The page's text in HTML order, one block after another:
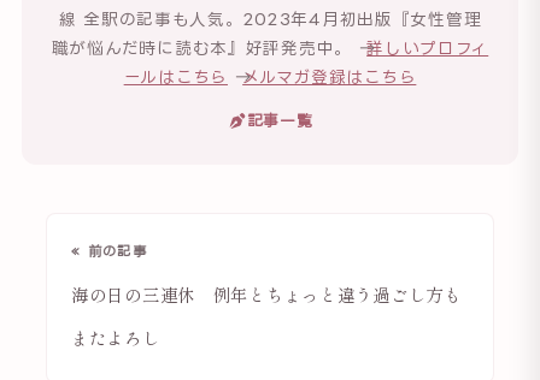
線 全駅の記事も人気。2023年4月初出版『女性管理
職が悩んだ時に読む本』好評発売中。 →詳しいプロフィ
ールはこちら
→メルマガ登録はこちら
記事一覧
« 前の記事
海の日の三連休 例年とちょっと違う過ごし方も
またよろし